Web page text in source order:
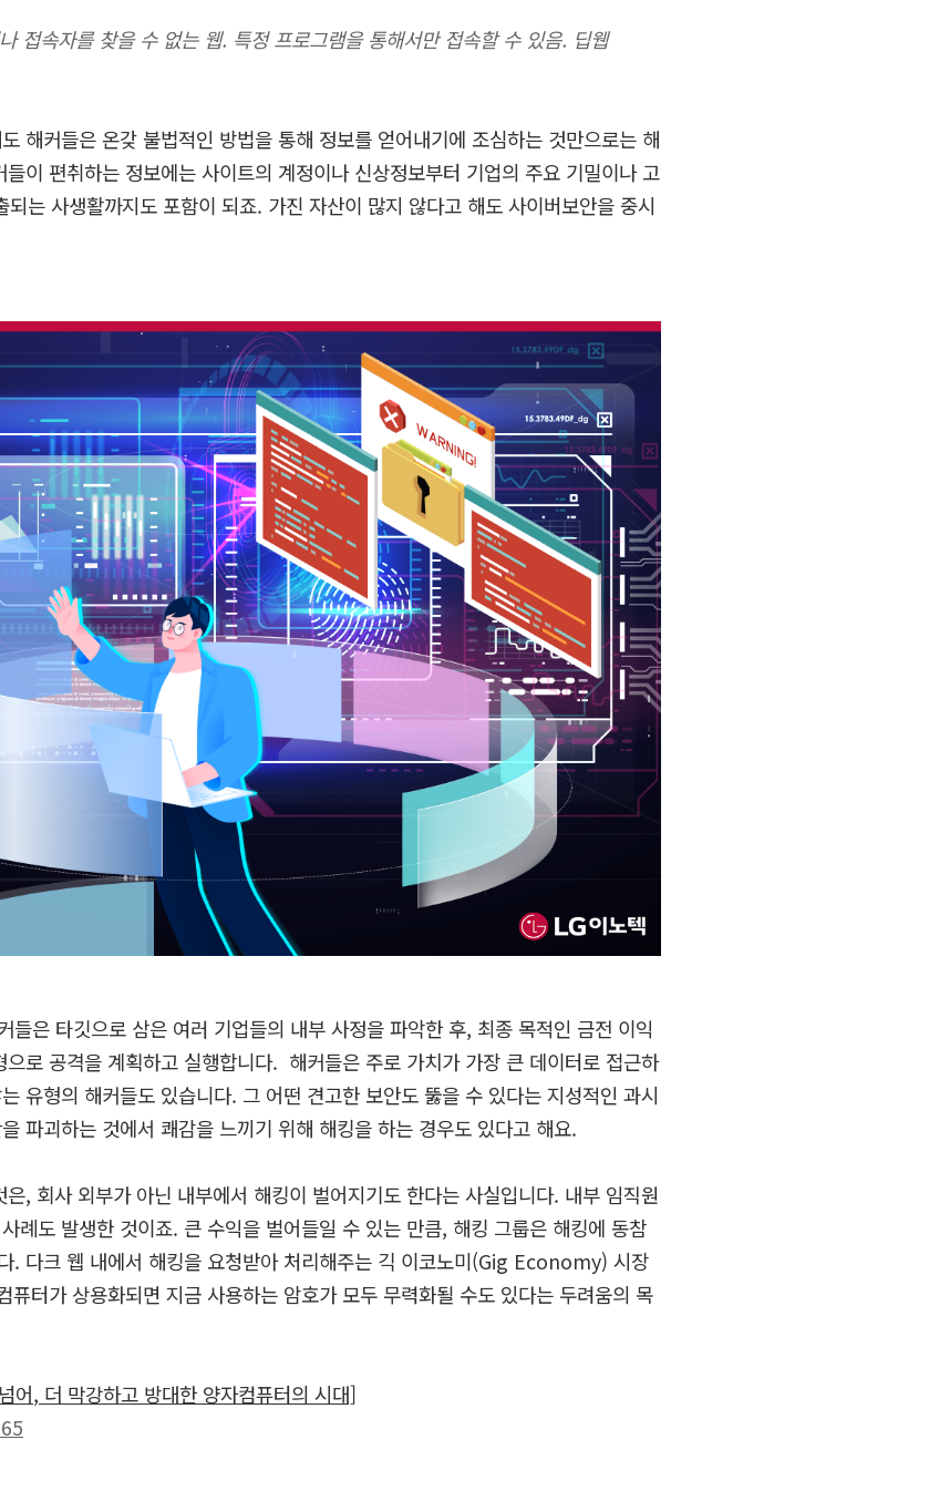
접속자를 찾을 수 없는 웹. 특정 프로그램을 통해서만 접속할 수 있음. 딥웹
해커들은 온갖 불법적인 방법을 통해 정보를 얻어내기에 조심하는 것만으로는 해
들이 편취하는 정보에는 사이트의 계정이나 신상정보부터 기업의 주요 기밀이나 고
되는 사생활까지도 포함이 되죠. 가진 자산이 많지 않다고 해도 사이버보안을 중시
들은 타깃으로 삼은 여러 기업들의 내부 사정을 파악한 후, 최종 목적인 금전 이익
로 공격을 계획하고 실행합니다. 해커들은 주로 가치가 가장 큰 데이터로 접근하
유형의 해커들도 있습니다. 그 어떤 견고한 보안도 뚫을 수 있다는 지성적인 과시
파괴하는 것에서 쾌감을 느끼기 위해 해킹을 하는 경우도 있다고 해요.
은, 회사 외부가 아닌 내부에서 해킹이 벌어지기도 한다는 사실입니다. 내부 임직원
례도 발생한 것이죠. 큰 수익을 벌어들일 수 있는 만큼, 해킹 그룹은 해킹에 동참
. 다크 웹 내에서 해킹을 요청받아 처리해주는 긱 이코노미(Gig Economy) 시장
퓨터가 상용화되면 지금 사용하는 암호가 모두 무력화될 수도 있다는 두려움의 목
넘어, 더 막강하고 방대한 양자컴퓨터의 시대]